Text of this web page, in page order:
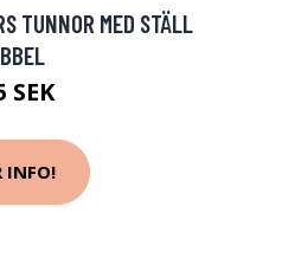
TUNNOR MED STÄLL
SEK
INFO!